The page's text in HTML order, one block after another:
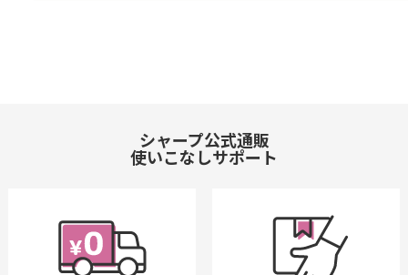
シャープ公式通販
使いこなしサポート